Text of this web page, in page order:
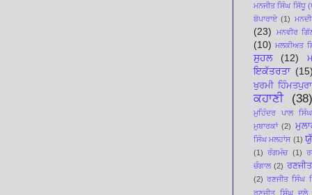
ਮਨਜੀਤ ਸਿੰਘ ਸਿੱਧੂ
ਬੋਪਾਰਾਏ (1)
(23) ਮਨਵੀਰ
(10) ਮਲਕੀਅਤ
ਸੁਹਲ (12)
ਇਕੱਤਰਤਾ
ਖੁਰਮੀ ਹਿੰਮਤਪੁਰਾ
ਕਹਾਣੀ (38)
ਮੁਹਿੰਦਰ ਪਾਲ
ਮੁਬਾਰਕਾਂ (2)
ਸਿੰਘ ਮਲਹਾਂਸ (1)
(1) ਰੰਗਮੰਚ (1)
ਚੰਗਾਲ (2)
(2) ਰਣਜੀਤ ਸਿੰਘ
ਰਣਜੀਤ ਸਿੰਘ ਦੂਲੇ